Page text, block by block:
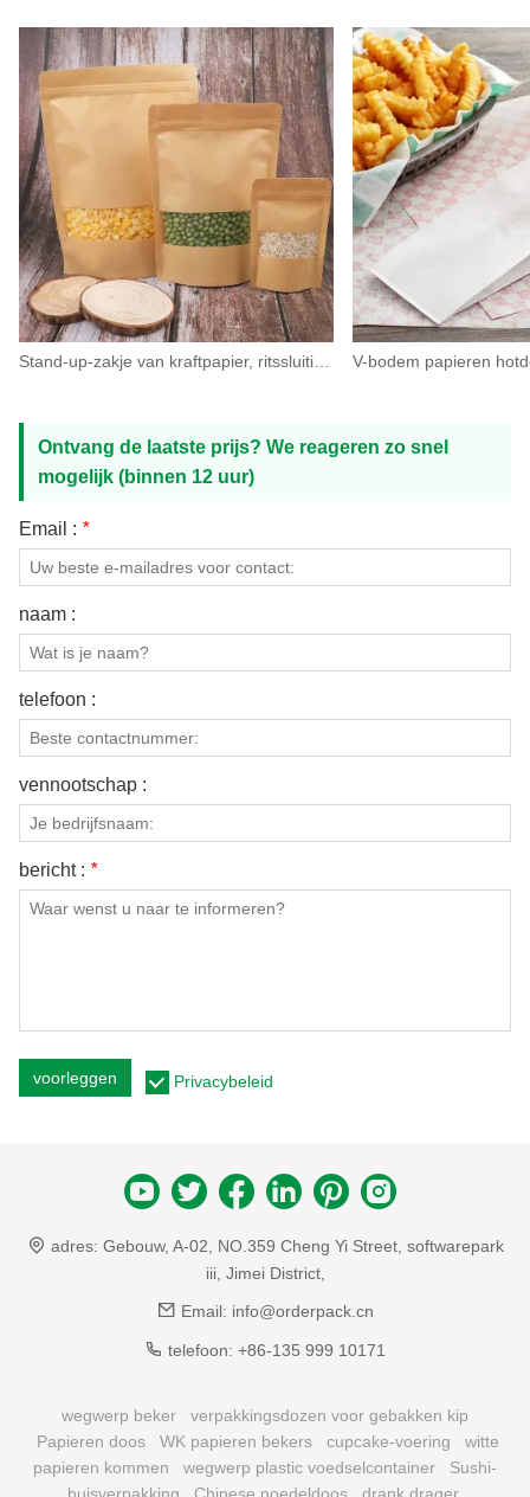
Ontvang de laatste prijs? We reageren zo snel
mogelijk (binnen 12 uur)
Email : *
naam :
telefoon :
vennootschap :
bericht : *
voorleggen Privacybeleid
adres: Gebouw, A-02, NO.359 Cheng Yi Street, softwarepark
iii, Jimei District,
Email: info@orderpack.cn
telefoon: +86-135 999 10171
wegwerp beker
verpakkingsdozen voor gebakken kip
Papieren doos
WK papieren bekers cupcake-voering
witte
papieren kommen
wegwerp plastic voedselcontainer
Sushi-